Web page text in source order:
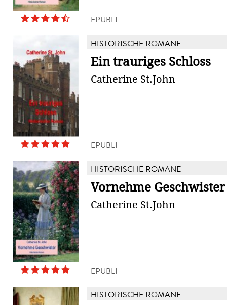
EPUBLI
HISTORISCHE ROMANE
Ein trauriges Schloss
Catherine St.John
EPUBLI
HISTORISCHE ROMANE
Vornehme Geschwister
Catherine St.John
EPUBLI
HISTORISCHE ROMANE